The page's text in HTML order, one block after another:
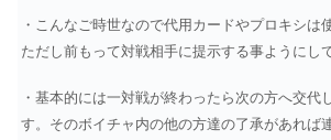
・こんなご時世なので代用カードやプロキシは
ただし前もって対戦相手に提示する事ようにし
・基本的には一対戦が終わったら次の方へ交代
す。そのボイチャ内の他の方達の了承があれば